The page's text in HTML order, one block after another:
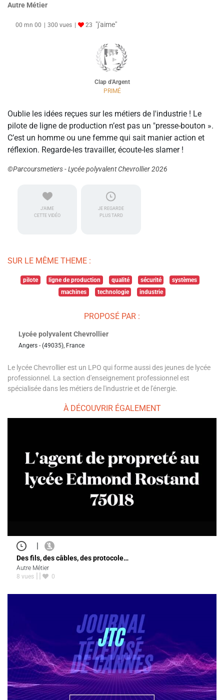
Autre Métier
00 mn 00 300 vues 23 "j'aime"
Clap d'Argent
PRIMÉ
Oublie les idées reçues sur les métiers de l'industrie ! Le
pilote de ligne de production n’est pas un "presse-bouton ».
C’est un homme ou une femme qui sait manier action et
réflexion. Regarde-les travailler, écoute-les slamer !
©Parcoursmetiers - Lycée polyvalent Chevrollier 2026
J'AIME
CETTE VIDÉO
JE REGARDE
PLUS TARD
SUR LE MÊME THEME :
pilote ligne de production qualité sécurité
systèmes
machines
technologie industrie
PROPOSÉ PAR :
Lycée polyvalent Chevrollier
Angers - (49035), France
Le lycée Chevrollier est un LPO qui forme aussi des jeunes de lycée
professionnel. La section d'enseignement professionnel est
spécialisée dans les métiers de l'industrie et de l'énergie.
À DÉCOUVRIR ÉGALEMENT
|
Des fils, des câbles, des protocole…
Autre Métier
8 vues
0